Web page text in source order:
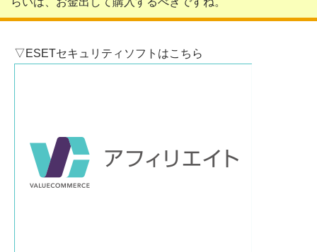
▽ESETセキュリティソフトはこちら